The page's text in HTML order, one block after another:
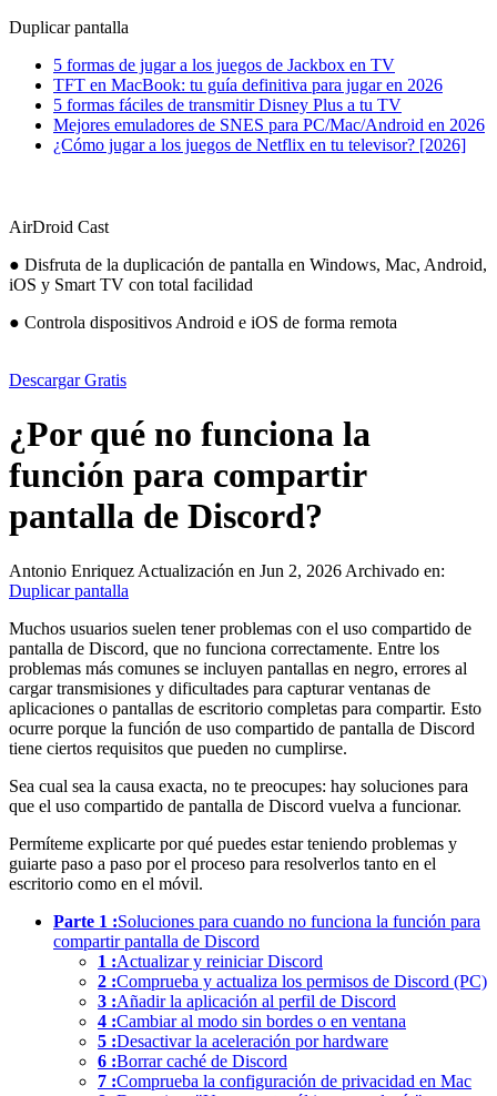
Duplicar pantalla
5 formas de jugar a los juegos de Jackbox en TV
TFT en MacBook: tu guía definitiva para jugar en 2026
5 formas fáciles de transmitir Disney Plus a tu TV
Mejores emuladores de SNES para PC/Mac/Android en 2026
¿Cómo jugar a los juegos de Netflix en tu televisor? [2026]
AirDroid Cast
● Disfruta de la duplicación de pantalla en Windows, Mac, Android,
iOS y Smart TV con total facilidad
● Controla dispositivos Android e iOS de forma remota
Descargar Gratis
¿Por qué no funciona la
función para compartir
pantalla de Discord?
Antonio Enriquez Actualización en Jun 2, 2026 Archivado en:
Duplicar pantalla
Muchos usuarios suelen tener problemas con el uso compartido de
pantalla de Discord, que no funciona correctamente. Entre los
problemas más comunes se incluyen pantallas en negro, errores al
cargar transmisiones y dificultades para capturar ventanas de
aplicaciones o pantallas de escritorio completas para compartir. Esto
ocurre porque la función de uso compartido de pantalla de Discord
tiene ciertos requisitos que pueden no cumplirse.
Sea cual sea la causa exacta, no te preocupes: hay soluciones para
que el uso compartido de pantalla de Discord vuelva a funcionar.
Permíteme explicarte por qué puedes estar teniendo problemas y
guiarte paso a paso por el proceso para resolverlos tanto en el
escritorio como en el móvil.
Parte 1 :Soluciones para cuando no funciona la función para
compartir pantalla de Discord
1 :Actualizar y reiniciar Discord
2 :Comprueba y actualiza los permisos de Discord (PC)
3 :Añadir la aplicación al perfil de Discord
4 :Cambiar al modo sin bordes o en ventana
5 :Desactivar la aceleración por hardware
6 :Borrar caché de Discord
7 :Comprueba la configuración de privacidad en Mac